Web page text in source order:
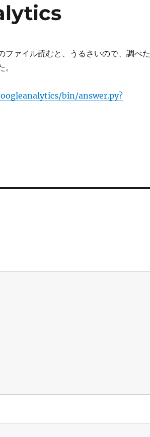
ファイル読むと、うるさいので、調べた
bin/answer.py?